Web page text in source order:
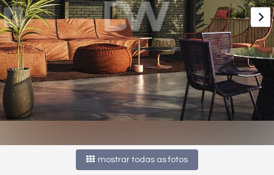
mostrar todas as fotos